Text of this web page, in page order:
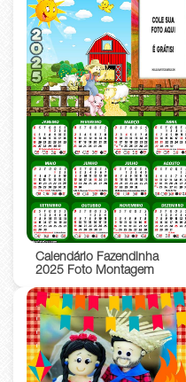
Calendário Fazendinha
2025 Foto Montagem